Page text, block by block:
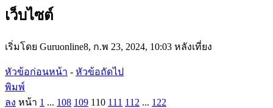
เว็บไซต์
เริ่มโดย Guruonline8, ก.พ 23, 2024, 10:03 หลังเที่ยง
หัวข้อก่อนหน้า - หัวข้อถัดไป
พิมพ์
ลง หน้า 1 ... 108 109 110 111 112 ... 122